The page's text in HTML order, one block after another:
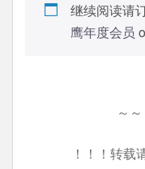
继续阅读请
鹰年度会员
～
！！！转载